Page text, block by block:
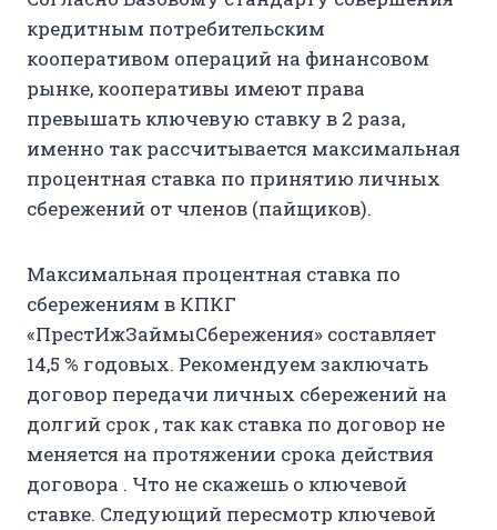
кредитным потребительским
кооперативом операций на финансовом
рынке, кооперативы имеют права
превышать ключевую ставку в 2 раза,
именно так рассчитывается максимальная
процентная ставка по принятию личных
сбережений от членов (пайщиков).
Максимальная процентная ставка по
сбережениям в КПКГ
«ПрестИжЗаймыСбережения» составляет
14,5 % годовых. Рекомендуем заключать
договор передачи личных сбережений на
долгий срок , так как ставка по договор не
меняется на протяжении срока действия
договора . Что не скажешь о ключевой
ставке. Следующий пересмотр ключевой